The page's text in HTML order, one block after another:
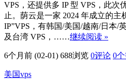
VPS，还提供多 IP 型 VPS，此次
止。荫云是一家 2024 年成立的主
IP”VPS，有韩国/美国/越南/日本/
及台湾 VPS，……继续阅读 »
6个月前 (02-01) 688浏览 0评论 0
美国vps